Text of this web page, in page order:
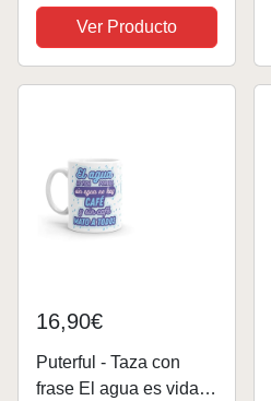
originales para café -
Resistente al
microondas y
Ver Producto
16,90€
Puterful - Taza con
frase El agua es vida…